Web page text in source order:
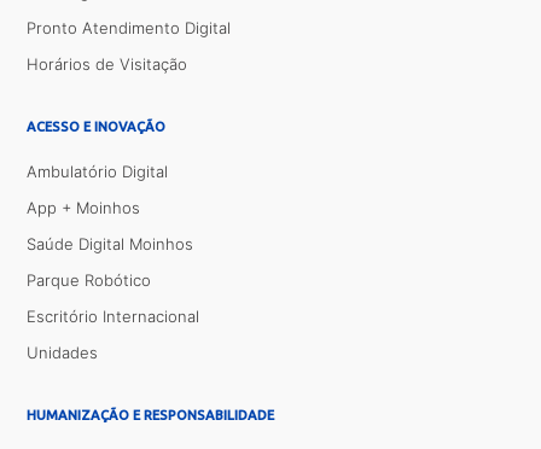
Pronto Atendimento Digital
Horários de Visitação
ACESSO E INOVAÇÃO
Ambulatório Digital
App + Moinhos
Saúde Digital Moinhos
Parque Robótico
Escritório Internacional
Unidades
HUMANIZAÇÃO E RESPONSABILIDADE